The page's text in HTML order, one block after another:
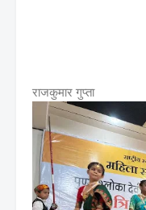
राजकुमार गुप्ता